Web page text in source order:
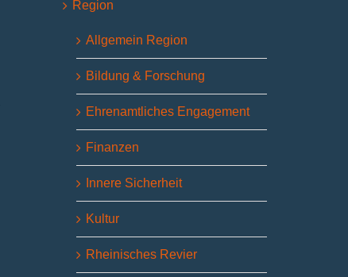
Region
Allgemein Region
Bildung & Forschung
Ehrenamtliches Engagement
Finanzen
Innere Sicherheit
Kultur
Rheinisches Revier